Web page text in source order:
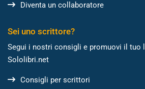
Diventa un collaboratore
Sei uno scrittore?
Segui i nostri consigli e promuovi il tuo
Sololibri.net
Consigli per scrittori